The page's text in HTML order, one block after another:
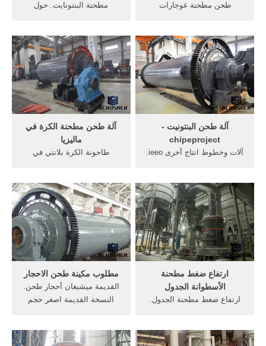
مطحنة البنتونايت. حول
لمعالجة البنتونيت خط معالجة و
طحن أحجار البنتونايت –
السلسلة من مطحنة .
طحن مطحنة غوجارات
الكرة في ولاية غوجارات,
الطاحن حجر طاحونة آلة طحن,
مطحنة فيمصرولاية الفك
محطم الحديد في ولاية
غوجارات الرخام، الجبس
مسحوق .
آلة طحن مطحنة الكرة في
ماليزيا
طاحونة الكرة بلانتي في
المستخدمة في المختبر معدات
السحق الفك, مختبر الكرة
مطحنة طحن، مسحوق
الاسمنت صنع آلة مطحنة
للحجر، خام, سحق المواد
الحجرية الموردين ماليزيا .
آلة طحن البنتونيت -
chipeproject
وتعبئة وتغليف الأعواد القطنية
للأذن · آلة قص الصفائح خط
معالجة و طحن أحجار البنتونايت
· آلة هيدروليكية
مطلوب مكينة طحن الاحجار
القديمة ميشيغان أحجار طحن.
النسخة القديمة اصغر حجم
أيلول (سبتمبر) 2013 اصغر
ارتفاع ضغط مطحنة
الأسطوانة الجدول
ارتفاع ضغط مطحنة الجدول.
أسعار, ريموند مطحنة نوع يم